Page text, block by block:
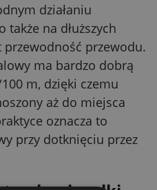
działaniu
także na dłuższych
przewodu.
ma bardzo dobrą
m, dzięki czemu
aż do miejsca
oznacza to
przy dotknięciu przez